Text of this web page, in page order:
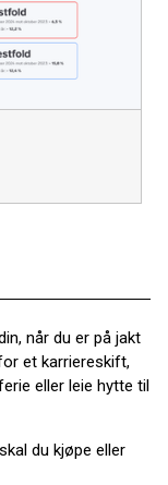
når du er på jakt
et karriereskift,
eller leie hytte til
du kjøpe eller